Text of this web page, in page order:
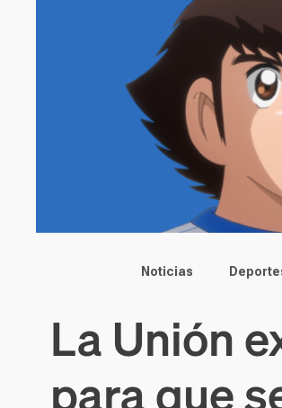
Main menu
Noticias
La Unión